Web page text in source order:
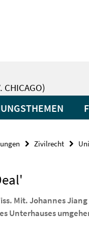
CHICAGO)
Zivilrecht
Mit. Johannes
Unterhauses